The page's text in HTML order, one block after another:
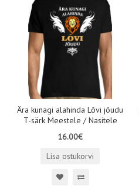
Ära kunagi alahinda Lõvi jõudu
T-särk Meestele / Nasitele
16.00€
Lisa ostukorvi